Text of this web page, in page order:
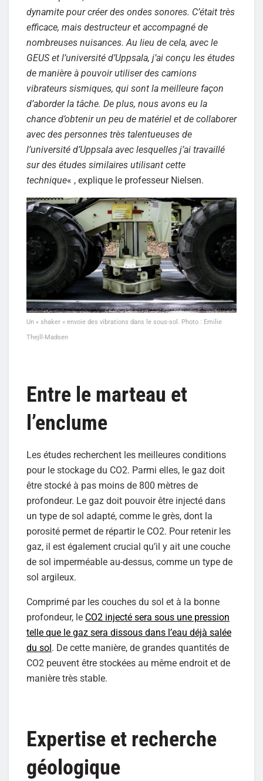
dynamite pour créer des ondes sonores. C’était très
efficace, mais destructeur et accompagné de
nombreuses nuisances. Au lieu de cela, avec le
GEUS et l’université d’Uppsala, j’ai conçu les études
de manière à pouvoir utiliser des camions
vibrateurs sismiques, qui sont la meilleure façon
d’aborder la tâche. De plus, nous avons eu la
chance d’obtenir un peu de matériel et de collaborer
avec des personnes très talentueuses de
l’université d’Uppsala avec lesquelles j’ai travaillé
sur des études similaires utilisant cette
technique« , explique le professeur Nielsen.
Un « shaker » envoie des vibrations dans le sous-sol. Photo : Emilie
Thejll-Madsen
Entre le marteau et
l’enclume
Les études recherchent les meilleures conditions
pour le stockage du CO2. Parmi elles, le gaz doit
être stocké à pas moins de 800 mètres de
profondeur. Le gaz doit pouvoir être injecté dans
un type de sol adapté, comme le grès, dont la
porosité permet de répartir le CO2. Pour retenir les
gaz, il est également crucial qu’il y ait une couche
de sol imperméable au-dessus, comme un type de
sol argileux.
Comprimé par les couches du sol et à la bonne
profondeur, le CO2 injecté sera sous une pression
telle que le gaz sera dissous dans l’eau déjà salée
du sol . De cette manière, de grandes quantités de
CO2 peuvent être stockées au même endroit et de
manière très stable.
Expertise et recherche
géologique